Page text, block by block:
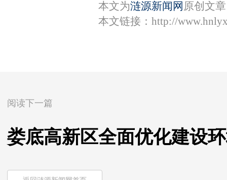
本文为涟源新闻网 原创文
本文链接： http://
阅读下一篇
娄底高新区全面优化建设